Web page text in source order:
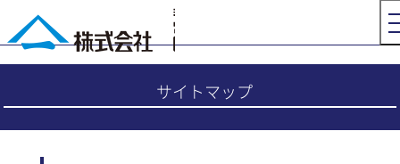
サイトマップ